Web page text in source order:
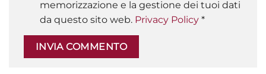
memorizzazione e la gestione dei tuoi dati
da questo sito web. Privacy Policy *